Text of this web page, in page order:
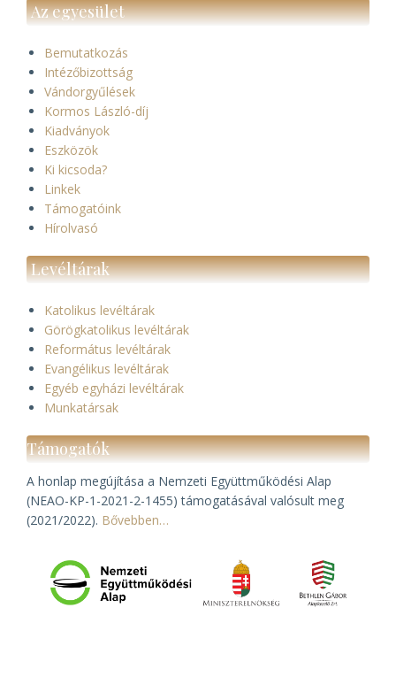
Az egyesület
Bemutatkozás
Intézőbizottság
Vándorgyűlések
Kormos László-díj
Kiadványok
Eszközök
Ki kicsoda?
Linkek
Támogatóink
Hírolvasó
Levéltárak
Katolikus levéltárak
Görögkatolikus levéltárak
Református levéltárak
Evangélikus levéltárak
Egyéb egyházi levéltárak
Munkatársak
Támogatók
A honlap megújítása a Nemzeti Együttműködési Alap
(NEAO-KP-1-2021-2-1455) támogatásával valósult meg
(2021/2022). Bővebben…